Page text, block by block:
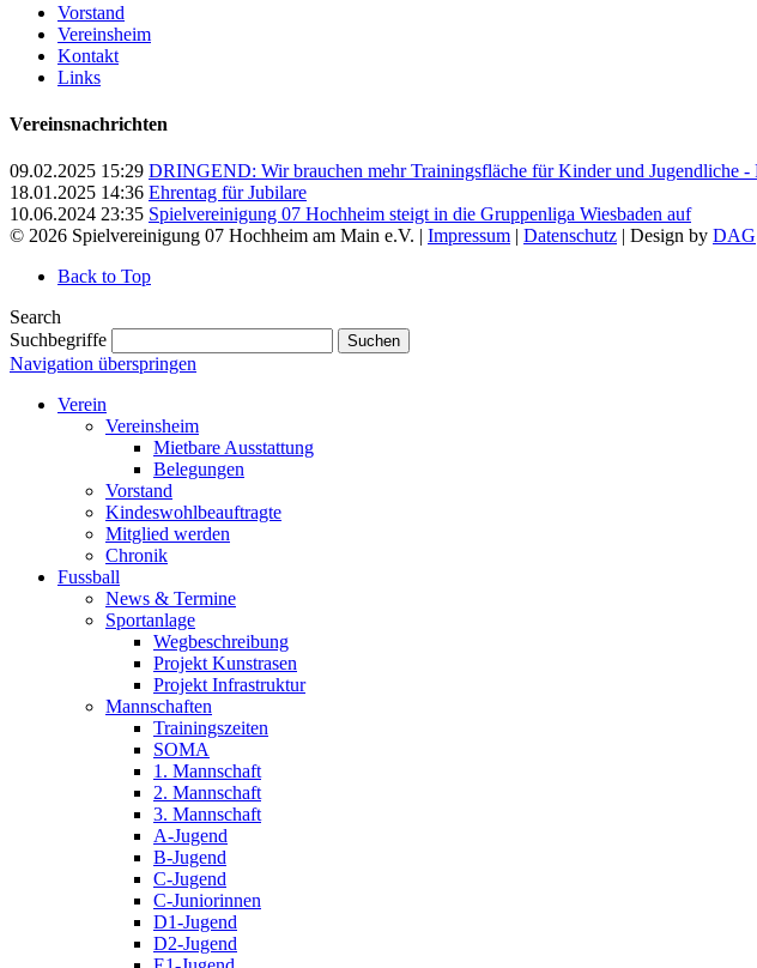
Vorstand
Vereinsheim
Kontakt
Links
Vereinsnachrichten
09.02.2025 15:29 DRINGEND: Wir brauchen mehr Trainingsfläche für Kinder und Jugendliche -
18.01.2025 14:36 Ehrentag für Jubilare
10.06.2024 23:35 Spielvereinigung 07 Hochheim steigt in die Gruppenliga Wiesbaden auf
© 2026 Spielvereinigung 07 Hochheim am Main e.V. | Impressum | Datenschutz | Design by DAG
Back to Top
Search
Suchbegriffe
Suchen
Navigation überspringen
Verein
Vereinsheim
Mietbare Ausstattung
Belegungen
Vorstand
Kindeswohlbeauftragte
Mitglied werden
Chronik
Fussball
News & Termine
Sportanlage
Wegbeschreibung
Projekt Kunstrasen
Projekt Infrastruktur
Mannschaften
Trainingszeiten
SOMA
1. Mannschaft
2. Mannschaft
3. Mannschaft
A-Jugend
B-Jugend
C-Jugend
C-Juniorinnen
D1-Jugend
D2-Jugend